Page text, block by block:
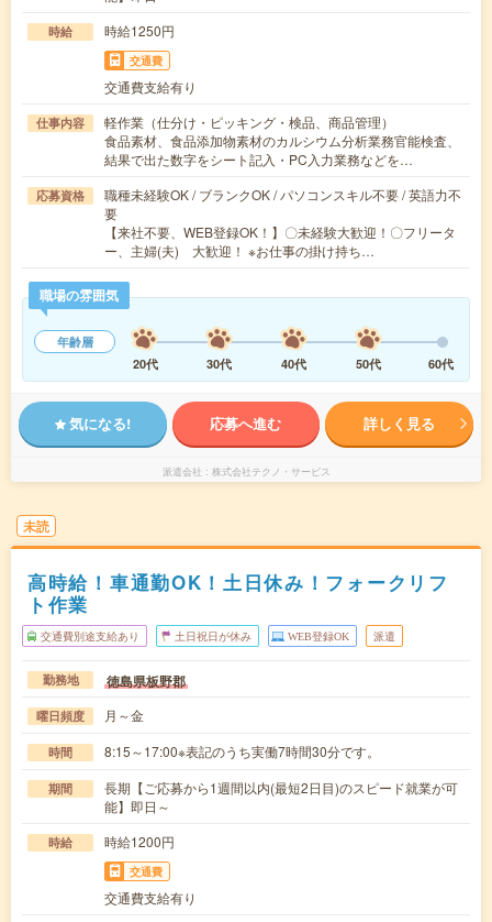
時給 時給1250円
交通費
交通費支給有り
仕事内容
軽作業（仕分け・ピッキング・検品、商品管理）
食品素材、食品添加物素材のカルシウム分析業務官能検査、
結果で出た数字をシート記入・PC入力業務などを…
応募資格
職種未経験OK / ブランクOK / パソコンスキル不要 / 英語力不
要
【来社不要、WEB登録OK！】〇未経験大歓迎！〇フリータ
ー、主婦(夫) 大歓迎！ ※お仕事の掛け持ち…
職場の雰囲気
年齢層
20代
30代 40代 50代 60代
気になる! 応募へ進む 詳しく見る
派遣会社 株式会社テクノ・サービス
未読
高時給！車通勤OK！土日休み！フォークリフ
ト作業
交通費別途支給あり 土日祝日が休み WEB登録OK 派遣
勤務地 徳島県板野郡
曜日頻度 月～金
時間 8:15～17:00※表記のうち実働7時間30分です。
期間
長期【ご応募から1週間以内(最短2日目)のスピード就業が可
能】即日～
時給 時給1200円
交通費
交通費支給有り